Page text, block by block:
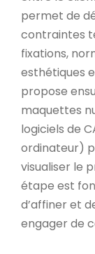
permet de
contraintes
fixations,
esthétiques
propose
maquettes
logiciels de
ordinateur)
visualiser le
étape est
d’affiner et
engager de